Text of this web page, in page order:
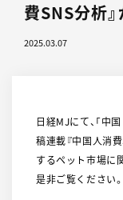
費SNS分析
2025.03.07
日経MJにて、「中
稿連載『中国人消
するペット市場に
是非ご覧ください。